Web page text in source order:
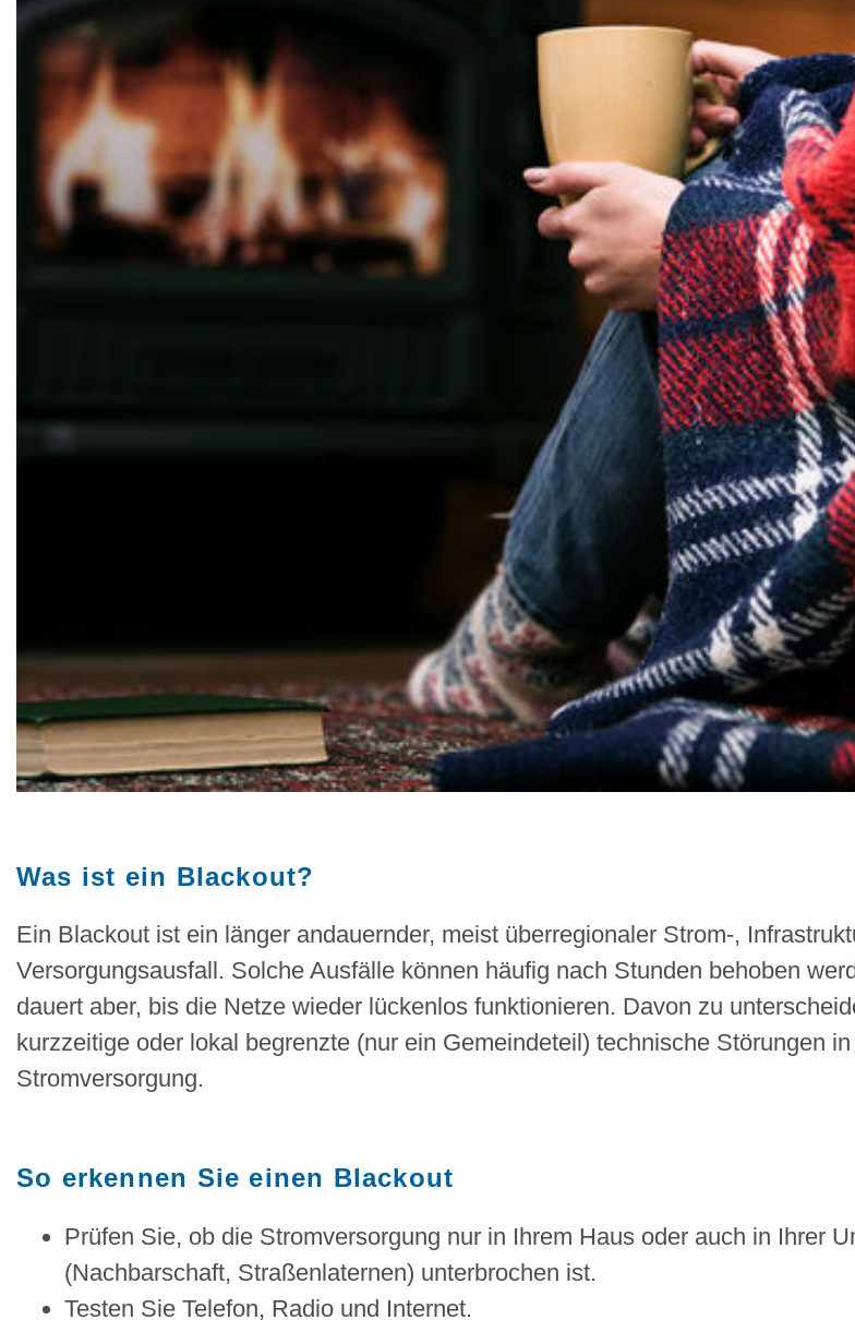
Was ist ein Blackout?
Ein Blackout ist ein länger andauernder, meist überregionaler Strom-,
Versorgungsausfall. Solche Ausfälle können häufig nach Stunden behoben
dauert aber, bis die Netze wieder lückenlos funktionieren. Davon zu
kurzzeitige oder lokal begrenzte (nur ein Gemeindeteil) technische Störungen
Stromversorgung.
So erkennen Sie einen Blackout
Prüfen Sie, ob die Stromversorgung nur in Ihrem Haus oder auch in Ihrer
(Nachbarschaft, Straßenlaternen) unterbrochen ist.
Testen Sie Telefon, Radio und Internet.